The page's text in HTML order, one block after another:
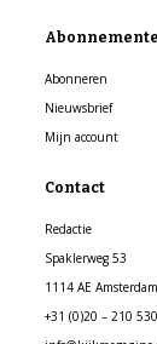
Abonneren
Nieuwsbrief
Mijn account
Contact
Redactie
Spaklerweg 53
1114 AE Amsterdam
+31 (0)20 – 210